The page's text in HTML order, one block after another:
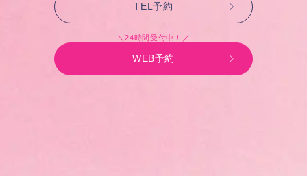
TEL予約
＼24時間受付中！／
WEB予約